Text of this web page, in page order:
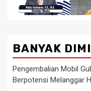
BANYAK
Pengembalian Mobil
Berpotensi Melanggar